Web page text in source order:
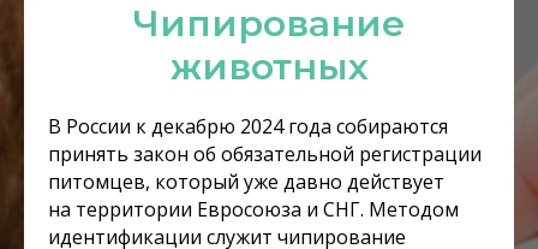
Чипирование
животных
В России к декабрю 2024 года собираются
принять закон об обязательной регистрации
питомцев, который уже давно действует
на территории Евросоюза и СНГ. Методом
идентификации служит чипирование